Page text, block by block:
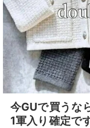
今GUで買うな
1軍入り確定で